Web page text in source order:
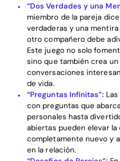
“Dos Verdades y una
miembro de la pareja
verdaderas y una
otro compañero debe
Este juego no solo
sino que también crea
conversaciones
de vida.
“Preguntas Infinitas”:
con preguntas que
personales hasta
abiertas pueden elevar
completamente nuevo y
en la relación.